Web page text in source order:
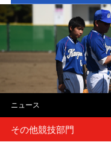
ニュース
その他競技部門